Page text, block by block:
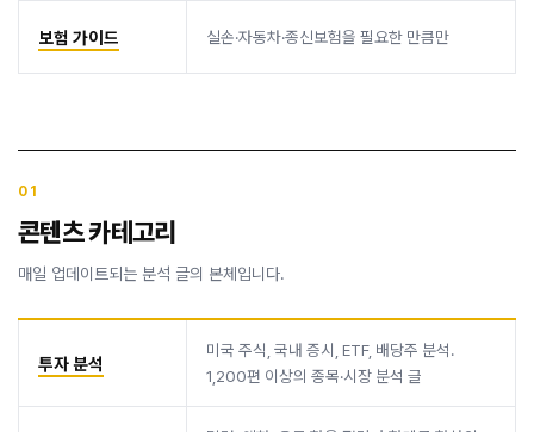
보험 가이드 실손·자동차·종신보험을 필요한 만큼만
01
콘텐츠 카테고리
매일 업데이트되는 분석 글의 본체입니다.
투자 분석
미국 주식, 국내 증시, ETF, 배당주 분석.
1,200편 이상의 종목·시장 분석 글